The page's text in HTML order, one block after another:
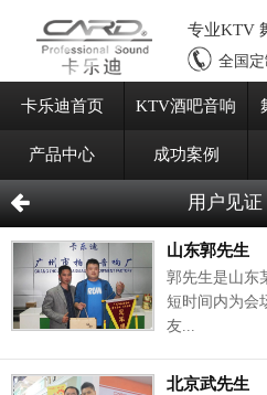
专业KTV
全国定
卡乐迪首页 KTV酒吧音响
产品中心 成功案例
用户见证
山东郭先生
郭先生是山东
短时间内为会
友...
北京武先生